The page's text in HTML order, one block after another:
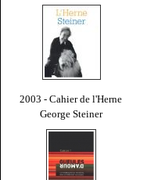
2003 - Cahier de l'Herne
George Steiner